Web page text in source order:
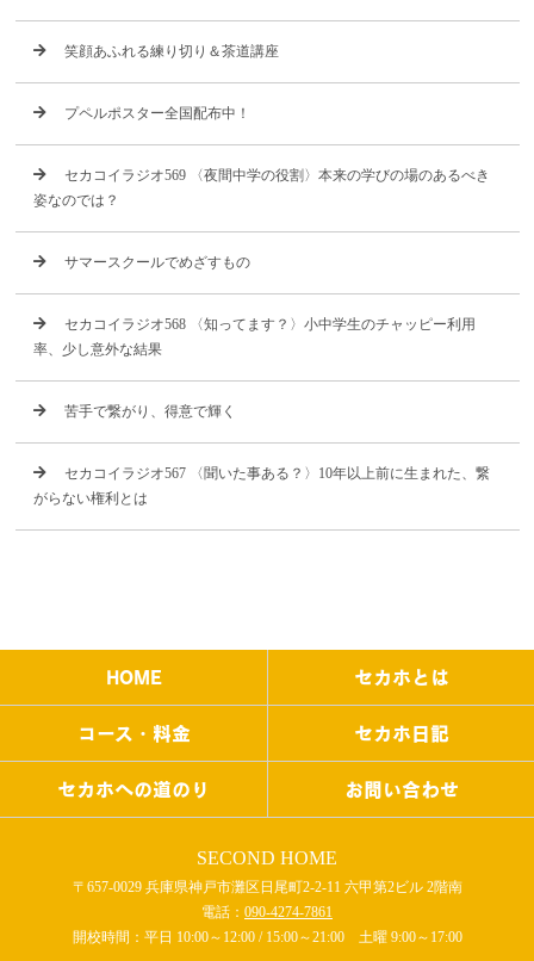
笑顔あふれる練り切り＆茶道講座
プペルポスター全国配布中！
セカコイラジオ569 〈夜間中学の役割〉本来の学びの場のあるべき
姿なのでは？
サマースクールでめざすもの
セカコイラジオ568 〈知ってます？〉小中学生のチャッピー利用
率、少し意外な結果
苦手で繋がり、得意で輝く
セカコイラジオ567 〈聞いた事ある？〉10年以上前に生まれた、繋
がらない権利とは
HOME セカホとは
コース・料金 セカホ日記
セカホへの道のり お問い合わせ
SECOND HOME
〒657-0029 兵庫県神戸市灘区日尾町2-2-11 六甲第2ビル 2階南
電話： 090-4274-7861
開校時間：平日 10:00～12:00 / 15:00～21:00 土曜 9:00～17:00